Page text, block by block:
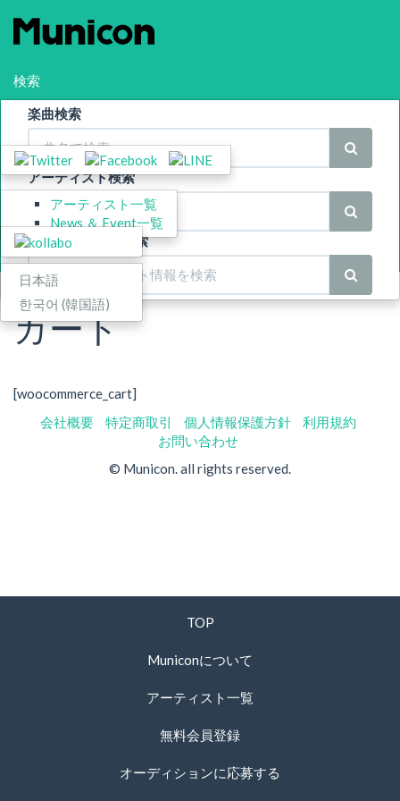
検索
楽曲検索
アーティスト検索
News ＆ Event 検索
シェア
Menu
アーティスト一覧
News ＆ Event一覧
スポンサー
Language
日本語
한국어 (韓国語)
カート
[woocommerce_cart]
TOP
Municonについて
アーティスト一覧
無料会員登録
オーディションに応募する
会社概要 特定商取引 個人情報保護方針
利用規約
お問い合わせ
© Municon. all rights reserved.